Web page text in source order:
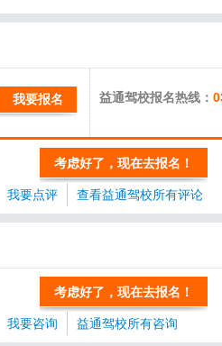
我要报名 益通驾校报名热线：
考虑好了，现在去报名！
我要点评 查看益通驾校所有评论
考虑好了，现在去报名！
我要咨询 益通驾校所有咨询